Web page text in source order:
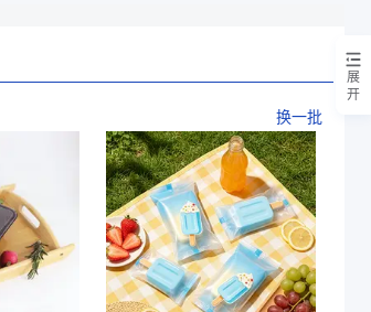
换一批
展
开